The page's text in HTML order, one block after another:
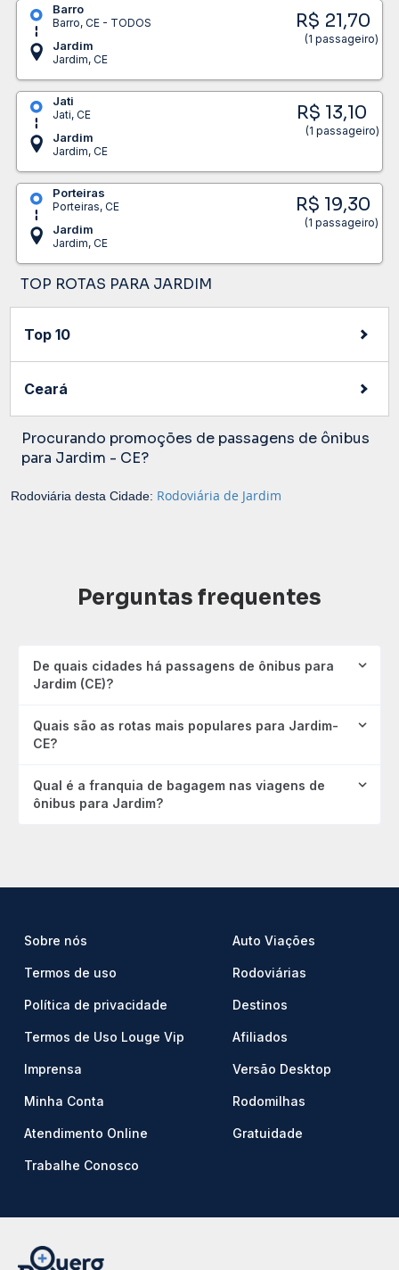
Barro
Barro, CE - TODOS
Jardim
Jardim, CE
R$ 21,70
(1 passageiro)
Jati
Jati, CE
Jardim
Jardim, CE
R$ 13,10
(1 passageiro)
Porteiras
Porteiras, CE
Jardim
Jardim, CE
R$ 19,30
(1 passageiro)
TOP ROTAS PARA JARDIM
Top 10
Ceará
Procurando promoções de passagens de ônibus
para Jardim - CE?
Rodoviária desta Cidade: Rodoviária de Jardim
Perguntas frequentes
De quais cidades há passagens de ônibus para
Jardim (CE)?
Quais são as rotas mais populares para Jardim-
CE?
Qual é a franquia de bagagem nas viagens de
ônibus para Jardim?
Sobre nós
Termos de uso
Política de privacidade
Termos de Uso Louge Vip
Imprensa
Minha Conta
Atendimento Online
Trabalhe Conosco
Auto Viações
Rodoviárias
Destinos
Afiliados
Versão Desktop
Rodomilhas
Gratuidade